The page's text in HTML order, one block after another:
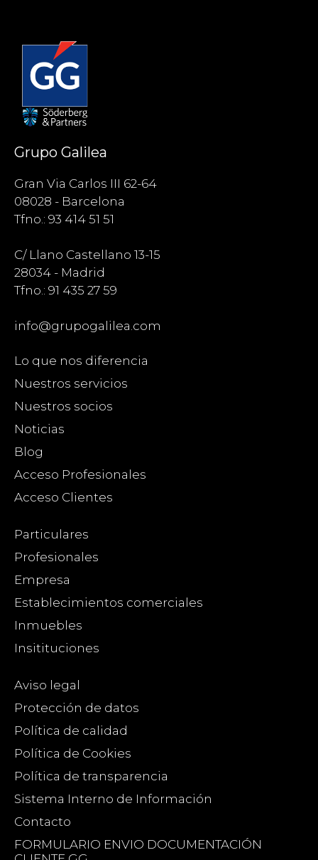
Grupo Galilea
Gran Via Carlos III 62-64
08028 - Barcelona
Tfno.: 93 414 51 51
C/ Llano Castellano 13-15
28034 - Madrid
Tfno.: 91 435 27 59
info@grupogalilea.com
Lo que nos diferencia
Nuestros servicios
Nuestros socios
Noticias
Blog
Acceso Profesionales
Acceso Clientes
Particulares
Profesionales
Empresa
Establecimientos comerciales
Inmuebles
Insitituciones
Aviso legal
Protección de datos
Política de calidad
Política de Cookies
Política de transparencia
Sistema Interno de Información
Contacto
FORMULARIO ENVIO DOCUMENTACIÓN